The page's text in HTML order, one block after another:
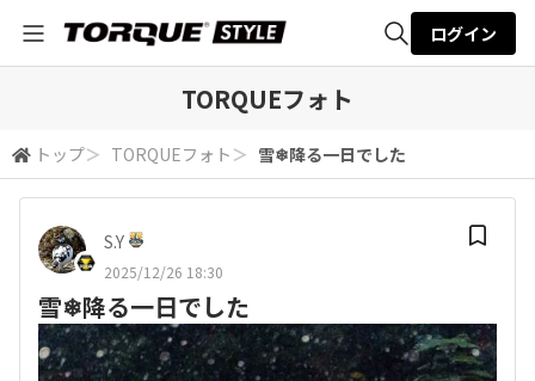
検索
ログイン
TORQUEフォト
トップ＞ TORQUEフォト ＞ 雪❄降る一日でした
S.Y
2025/12/26 18:30
雪❄降る一日でした